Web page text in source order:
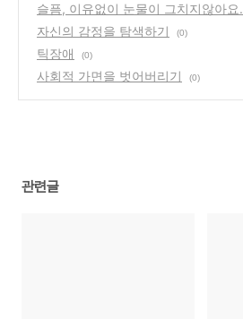
슬픔, 이유없이 눈물이 그치지않아요.
자신의 감정을 탐색하기 (0)
틱장애 (0)
사회적 가면을 벗어버리기 (0)
관련글